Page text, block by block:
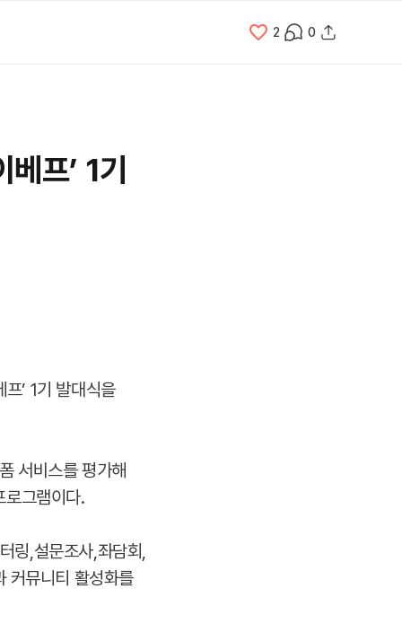
2 0
프’ 1기
’ 1기 발대식을
서비스를 평가해
로그램이다.
링,설문조사,좌담회,
커뮤니티 활성화를